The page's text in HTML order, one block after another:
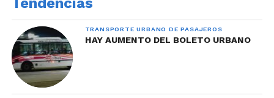
TRANSPORTE URBANO DE PASAJEROS
HAY AUMENTO DEL BOLETO URBANO